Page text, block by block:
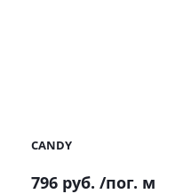
CANDY
796 руб. /пог. м